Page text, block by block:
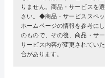
りません。商品・サービスを
さい。◆商品・サービススペ
ホームページの情報を参考に
のもので、その後、商品・サ
サービス内容が変更されてい
合があります。